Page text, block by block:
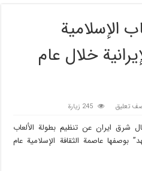
الإسلامیة
خلال عام
تعليق 245 زيارة
شرق ایران عن تنظیم بطولة الألعاب
بوصفها عاصمة الثقافة الإسلامیة عام